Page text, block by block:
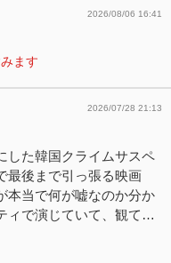
2026/08/06 16:41
ます
2026/07/28 21:13
した韓国クライムサスペ
最後まで引っ張る映画
本当で何が嘘なのか分か
ィで演じていて、観て…